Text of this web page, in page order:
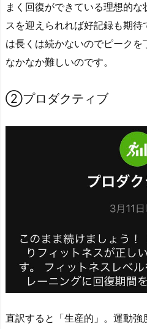
まく回復ができている理想的
スを迎えられれば好記録も期
は長くは続かないのでピーク
なかなか難しいのです。
②プロダクティブ
直訳すると「生産的」。運動